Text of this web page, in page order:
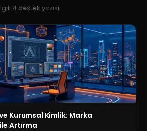
4 destek yazısı
Kurumsal Kimlik: Marka
Artırma